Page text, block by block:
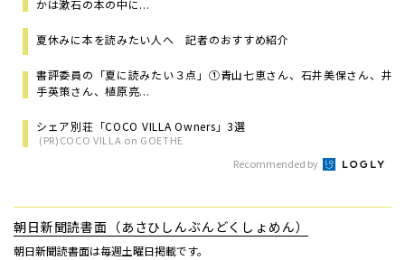
かは漱石の本の中に...
夏休みに本を読みたい人へ 記者のおすすめ紹介
書評委員の「夏に読みたい３点」①青山七恵さん、石井美保さん、井
手英策さん、植原亮...
シェア別荘「COCO VILLA Owners」3選
(PR)COCO VILLA on GOETHE
Recommended by
朝日新聞読書面（あさひしんぶんどくしょめん）
朝日新聞読書面は毎週土曜日掲載です。